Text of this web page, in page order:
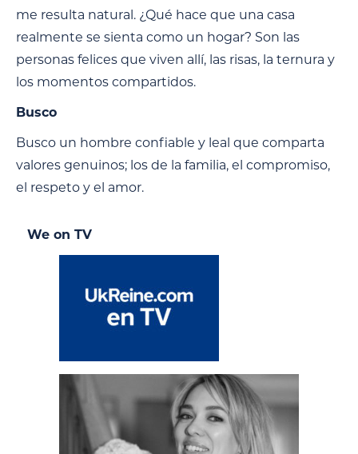
me resulta natural. ¿Qué hace que una casa
realmente se sienta como un hogar? Son las
personas felices que viven allí, las risas, la ternura y
los momentos compartidos.
Busco
Busco un hombre confiable y leal que comparta
valores genuinos; los de la familia, el compromiso,
el respeto y el amor.
We on TV